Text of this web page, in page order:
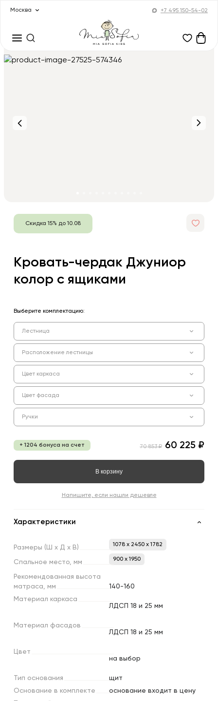
Москва +7 495 150-54-02
Скидка 15% до 10.08
Кровать-чердак Джуниор
колор с ящиками
Выберите комплектацию:
Лестница
Расположение лестницы
Цвет каркаса
Цвет фасада
Ручки
+ 1204 бонуса на счет 70 853 ₽ 60 225 ₽
В корзину
Напишите, если нашли дешевле
Характеристики
Размеры (Ш х Д х В) 1078 x 2450 x 1782
Спальное место, мм 900 х 1950
Рекомендованная высота
матраса, мм
140-160
Материал каркаса
ЛДСП 18 и 25 мм
Материал фасадов
ЛДСП 18 и 25 мм
Цвет
на выбор
Тип основания
щит
Основание в комплекте
основание входит в цену